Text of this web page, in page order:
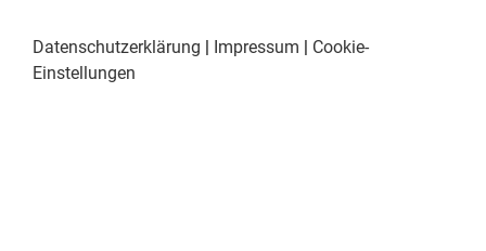
Datenschutzerklärung | Impressum | Cookie-
Einstellungen